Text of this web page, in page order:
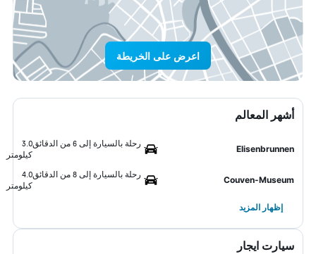
اعرض على الخريطة
أشهر المعالم
Elisenbrunnen
رحلة بالسيارة إلى 6 من الدقائق
3.0
كيلومتر
Couven-Museum
رحلة بالسيارة إلى 8 من الدقائق
4.0
كيلومتر
إظهار المزيد
سيارت ايجار